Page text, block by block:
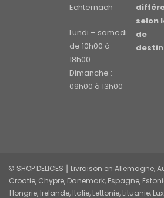
Echternach
Lundi – samedi
de 10h00 à
18h00
Dimanche :
09h00 à 13h00
selon
de
© SHOP DELICES ⎮ Livraison en Allemagne,
Croatie, Chypre, Danemark, Espagne,
Hongrie, Irelande, Italie, Lettonie, Lituanie,